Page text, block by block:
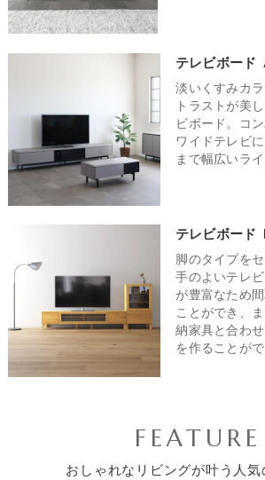
テレビボード
淡いくすみカ
トラストが美
ビボード。コ
ワイドテレビ
まで幅広いラ
テレビボード
脚のタイプを
手のよいテレ
が豊富なため
ことができ、
納家具と合わ
を作ることがで
FEATURE
おしゃれなリビングが叶う人気